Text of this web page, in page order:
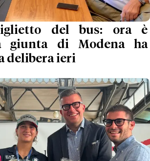
del bus: ora è
giunta di Modena ha
delibera ieri